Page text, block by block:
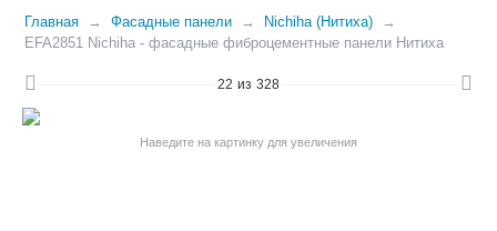
Главная Фасадные панели
Nichiha (Нитиха)
EFA2851 Nichiha - фасадные фиброцементные панели Нитиха
22 из 328
Наведите на картинку для увеличения